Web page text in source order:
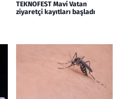
TEKNOFEST Mavi Vatan
ziyaretçi kayıtları başladı